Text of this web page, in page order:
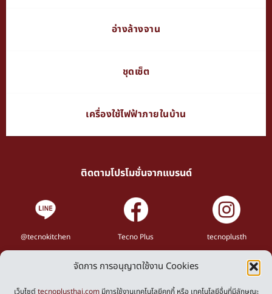
จัดการ การอนุญาตใช้งาน Cookies
เว็บไซต์tecnoplusthai.comมีการใช้งานเทคโนโลยีคุกกี้ หรือ เทคโนโลยีอื่นที่มีลักษณะ
อ่างล้างจาน
ชุดเซ็ต
เครื่องใช้ไฟฟ้าภายในบ้าน
ติดตามโปรโมชั่นจากแบรนด์
@tecnokitchen Tecno Plus tecnoplusth
Privacy Policy
Cookies Policy